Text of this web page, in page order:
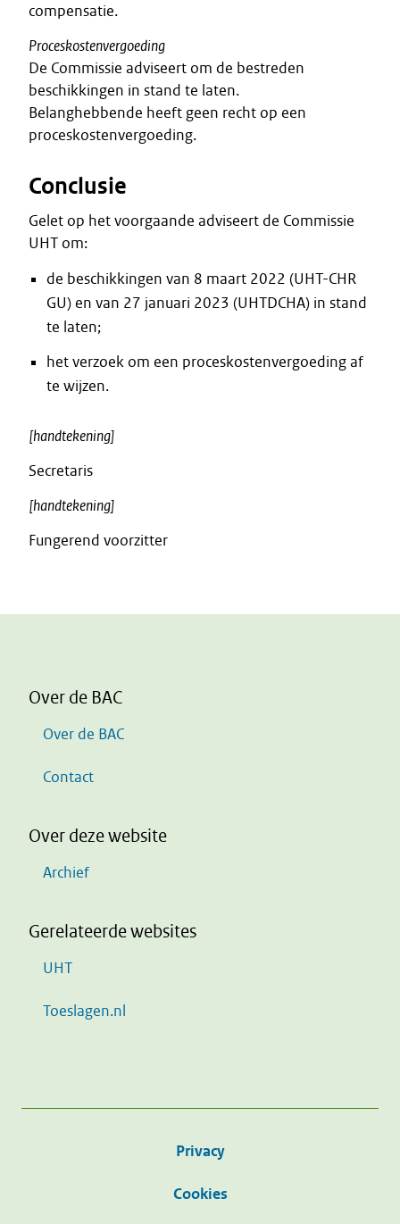
compensatie.
Proceskostenvergoeding
De Commissie adviseert om de bestreden
beschikkingen in stand te laten.
Belanghebbende heeft geen recht op een
proceskostenvergoeding.
Conclusie
Gelet op het voorgaande adviseert de Commissie
UHT om:
de beschikkingen van 8 maart 2022 (UHT-CHR
GU) en van 27 januari 2023 (UHTDCHA) in stand
te laten;
het verzoek om een proceskostenvergoeding af
te wijzen.
[handtekening]
Secretaris
[handtekening]
Fungerend voorzitter
Over de BAC
Over de BAC
Contact
Over deze website
Archief
Gerelateerde websites
UHT
Toeslagen.nl
Privacy
Cookies